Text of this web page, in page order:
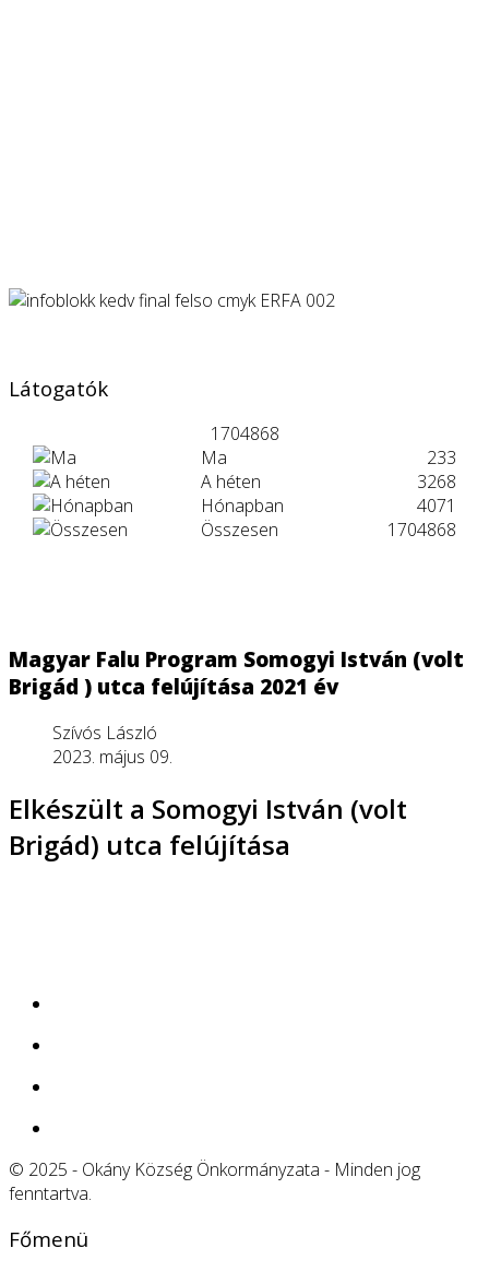
Látogatók
1704868
Ma
233
A héten
3268
Hónapban
4071
Összesen
1704868
Magyar Falu Program Somogyi István (volt
Brigád ) utca felújítása 2021 év
Szívós László
2023. május 09.
Elkészült a Somogyi István (volt
Brigád) utca felújítása
© 2025 - Okány Község Önkormányzata - Minden jog
fenntartva.
Főmenü